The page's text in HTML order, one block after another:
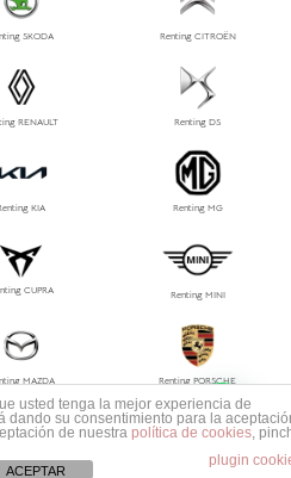
SKODA Renting CITROËN
RENAULT Renting DS
KIA Renting MG
CUPRA Renting MINI
MAZDA Renting PORSCHE
Renting Jeep Renting Polestar
usted tenga la mejor experiencia de
dando su consentimiento para la
de nuestra política de cookies,
plugin
ACEPTAR
1
Mas información ¿No encuentras tu coche?